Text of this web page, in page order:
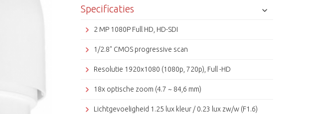
producten zorgen voor een perfecte beeldkwaliteit in de wereld
van camerabewaking.
Specificaties
2 MP 1080P Full HD, HD-SDI
1/2.8" CMOS progressive scan
Resolutie 1920x1080 (1080p, 720p), Full -HD
18x optische zoom (4.7 ~ 84,6 mm)
Lichtgevoeligheid 1.25 lux kleur / 0.23 lux zw/w (F1.6)